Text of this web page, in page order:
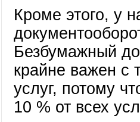
Кроме этого, у
Безбумажный
крайне важен с
услуг, потому
10 % от всех